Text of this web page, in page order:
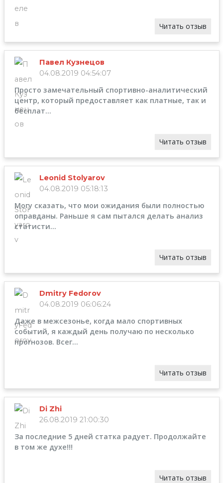
Читать отзыв
Павел Кузнецов
04.08.2019 04:54:07
Просто замечательный спортивно-аналитический
центр, который предоставляет как платные, так и
бесплат...
Читать отзыв
Leonid Stolyarov
04.08.2019 05:18:13
Могу сказать, что мои ожидания были полностью
оправданы. Раньше я сам пытался делать анализ
статисти...
Читать отзыв
Dmitry Fedorov
04.08.2019 06:06:24
Даже в межсезонье, когда мало спортивных
событий, я каждый день получаю по несколько
прогнозов. Всег...
Читать отзыв
Di Zhi
26.08.2019 21:00:30
За последние 5 дней статка радует. Продолжайте
в том же духе!!!
Читать отзыв